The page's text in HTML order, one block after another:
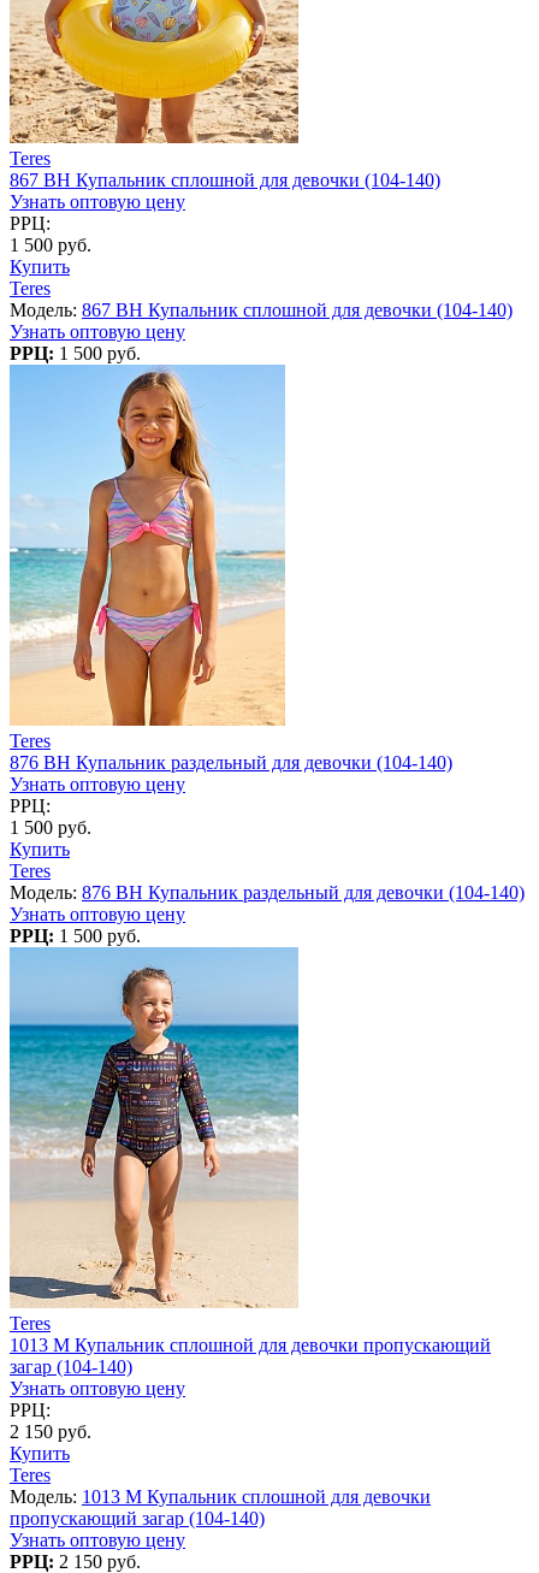
Teres
867 BH Купальник сплошной для девочки (104-140)
Узнать оптовую цену
РРЦ:
1 500 руб.
Купить
Teres
Модель: 867 BH Купальник сплошной для девочки (104-140)
Узнать оптовую цену
РРЦ: 1 500 руб.
Teres
876 BH Купальник раздельный для девочки (104-140)
Узнать оптовую цену
РРЦ:
1 500 руб.
Купить
Teres
Модель: 876 BH Купальник раздельный для девочки (104-140)
Узнать оптовую цену
РРЦ: 1 500 руб.
Teres
1013 M Купальник сплошной для девочки пропускающий
загар (104-140)
Узнать оптовую цену
РРЦ:
2 150 руб.
Купить
Teres
Модель: 1013 M Купальник сплошной для девочки
пропускающий загар (104-140)
Узнать оптовую цену
РРЦ: 2 150 руб.